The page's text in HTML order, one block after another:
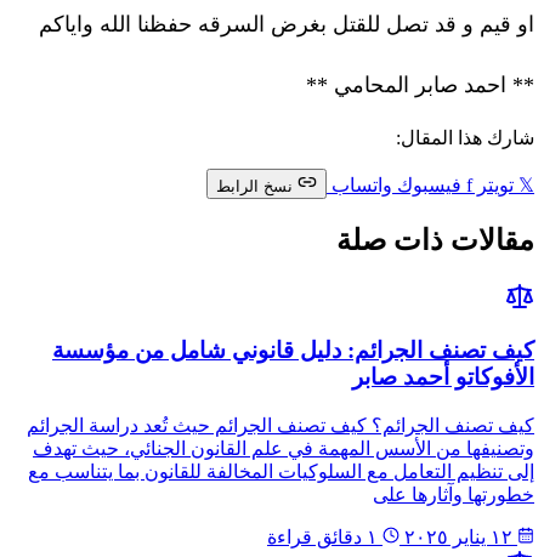
او قيم و قد تصل للقتل بغرض السرقه حفظنا الله واياكم
** احمد صابر المحامي **
شارك هذا المقال:
𝕏 تويترf فيسبوك واتساب نسخ الرابط
مقالات ذات صلة
كيف تصنف الجرائم: دليل قانوني شامل من مؤسسة
الأفوكاتو أحمد صابر
كيف تصنف الجرائم؟ كيف تصنف الجرائم حيث تُعد دراسة الجرائم
وتصنيفها من الأسس المهمة في علم القانون الجنائي، حيث تهدف
إلى تنظيم التعامل مع السلوكيات المخالفة للقانون بما يتناسب مع
خطورتها وآثارها على
١٢ يناير ٢٠٢٥ ١ دقائق قراءة